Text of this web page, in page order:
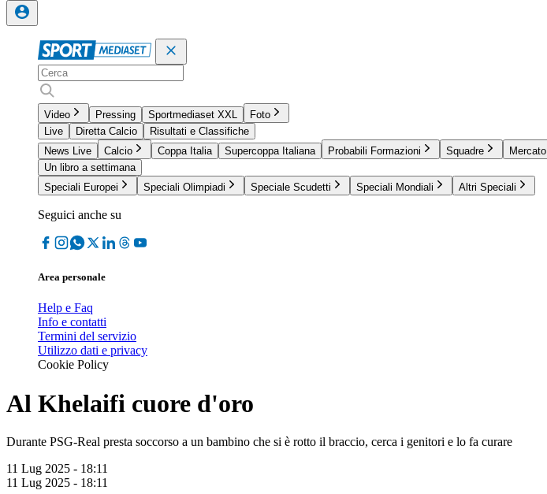
Video Pressing Sportmediaset XXL
Foto
Live
Diretta Calcio
Risultati e Classifiche
News Live
Calcio Coppa Italia Supercoppa Italiana Probabili Formazioni Squadre Mercato
Un libro a settimana
Speciali Europei
Speciali Olimpiadi Speciale Scudetti Speciali Mondiali Altri Speciali
Seguici anche su
Area personale
Help e Faq
Info e contatti
Termini del servizio
Utilizzo dati e privacy
Cookie Policy
Al Khelaifi cuore d'oro
Durante PSG-Real presta soccorso a un bambino che si è rotto il braccio, cerca i genitori e lo fa curare
11 Lug 2025 - 18:11
11 Lug 2025 - 18:11